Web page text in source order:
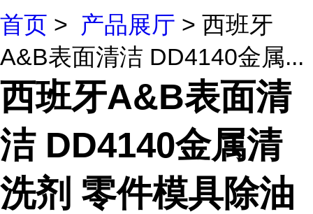
首页 > 产品展厅 > 西班牙
A&B表面清洁 DD4140金属...
西班牙A&B表面清
洁 DD4140金属清
洗剂 零件模具除油